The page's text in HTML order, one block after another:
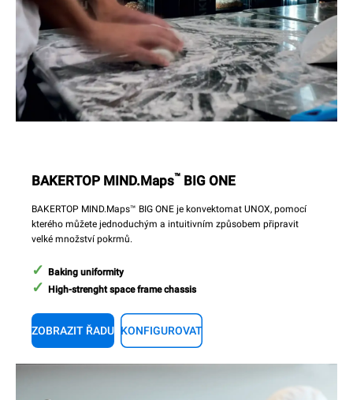
BAKERTOP MIND.Maps™ BIG ONE
BAKERTOP MIND.Maps™ BIG ONE je konvektomat UNOX, pomocí
kterého můžete jednoduchým a intuitivním způsobem připravit
velké množství pokrmů.
Baking uniformity
High-strenght space frame chassis
ZOBRAZIT ŘADU KONFIGUROVAT